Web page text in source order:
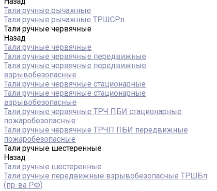
Тали ручные рычажные
Тали ручные рычажные ТРШСРп
Тали ручные червячные
Назад
Тали ручные червячные
Тали ручные червячные передвижные
Тали ручные червячные передвижные
взрывобезопасные
Тали ручные червячные стационарные
Тали ручные червячные стационарные
взрывобезопасные
Тали ручные червячные ТРЧ ПБИ стационарные
пожаробезопасные
Тали ручные червячные ТРЧП ПБИ передвижные
пожаробезопасные
Тали ручные шестеренные
Назад
Тали ручные шестеренные
Тали ручные передвижные взрывобезопасные ТРШБп
(пр-ва РФ)